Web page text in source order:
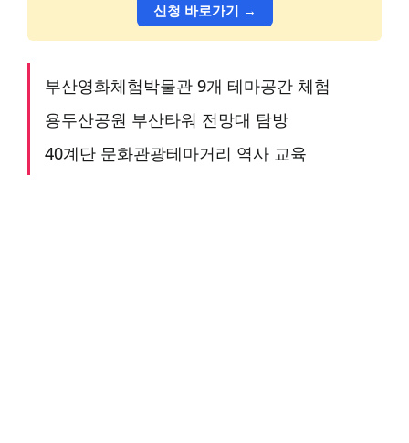
신청 바로가기 →
부산영화체험박물관 9개 테마공간 체험
용두산공원 부산타워 전망대 탐방
40계단 문화관광테마거리 역사 교육